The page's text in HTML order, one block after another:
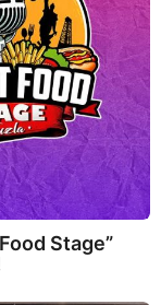
Stage”